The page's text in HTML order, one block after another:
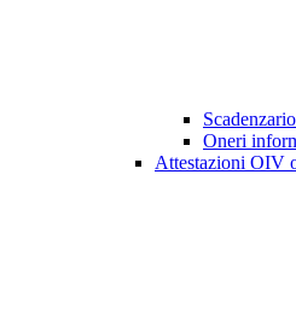
Oneri
Attestazioni OIV